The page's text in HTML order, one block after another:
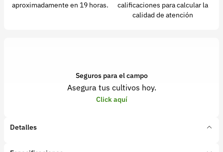
aproximadamente en 19 horas.
calificaciones para calcular la
calidad de atención
Seguros para el campo
Asegura tus cultivos hoy.
Click aquí
Detalles
contacto@croper.com